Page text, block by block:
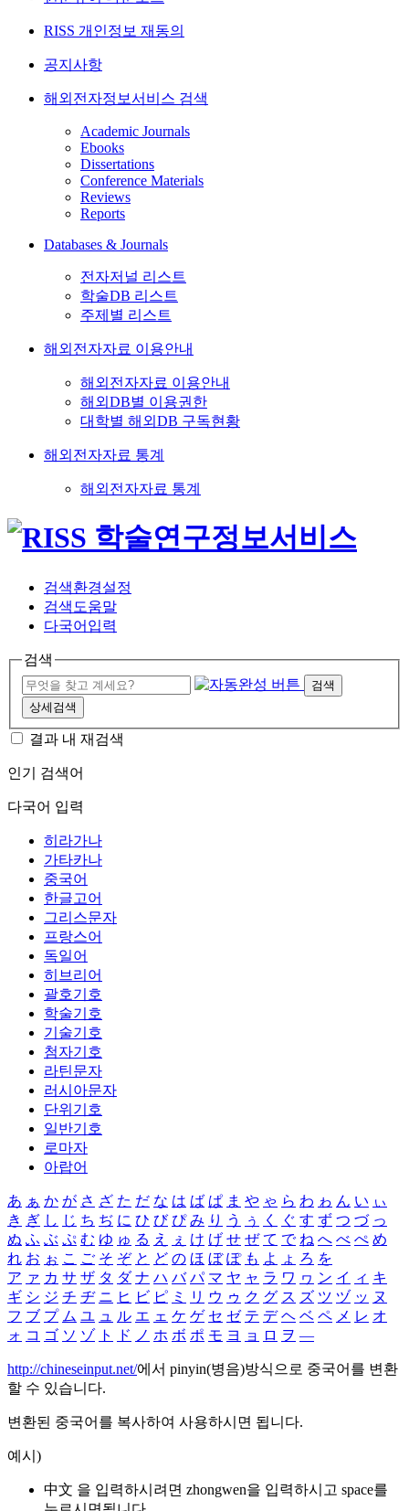
RISS 개인정보 재동의
공지사항
해외전자정보서비스 검색
Academic Journals
Ebooks
Dissertations
Conference Materials
Reviews
Reports
Databases & Journals
전자저널 리스트
학술DB 리스트
주제별 리스트
해외전자자료 이용안내
해외전자자료 이용안내
해외DB별 이용권한
대학별 해외DB 구독현황
해외전자자료 통계
해외전자자료 통계
검색환경설정
검색도움말
다국어입력
검색
검색
상세검색
결과 내 재검색
인기 검색어
다국어 입력
히라가나
가타카나
중국어
한글고어
그리스문자
프랑스어
독일어
히브리어
괄호기호
학술기호
기술기호
첨자기호
라틴문자
러시아문자
단위기호
일반기호
로마자
아랍어
あ ぁ か が さ ざ た だ な は ば ぱ ま や ゃ ら わ ゎ ん い ぃ
き ぎ し じ ち ぢ に ひ び ぴ み り う ぅ く ぐ す ず つ づ っ
ぬ ふ ぶ ぷ む ゆ ゅ る え ぇ け げ せ ぜ て で ね へ べ ぺ め
れ お ぉ こ ご そ ぞ と ど の ほ ぼ ぽ も よ ょ ろ を
ア ァ カ サ ザ タ ダ ナ ハ バ パ マ ヤ ャ ラ ワ ヮ ン イ ィ キ
ギ シ ジ チ ヂ ニ ヒ ビ ピ ミ リ ウ ゥ ク グ ス ズ ツ ヅ ッ ヌ
フ ブ プ ム ユ ュ ル エ ェ ケ ゲ セ ゼ テ デ ヘ ベ ペ メ レ オ
ォ コ ゴ ソ ゾ ト ド ノ ホ ボ ポ モ ヨ ョ ロ ヲ ―
http://chineseinput.net/에서 pinyin(병음)방식으로 중국어를 변환
할 수 있습니다.
변환된 중국어를 복사하여 사용하시면 됩니다.
예시)
中文 을 입력하시려면 zhongwen을 입력하시고 space를